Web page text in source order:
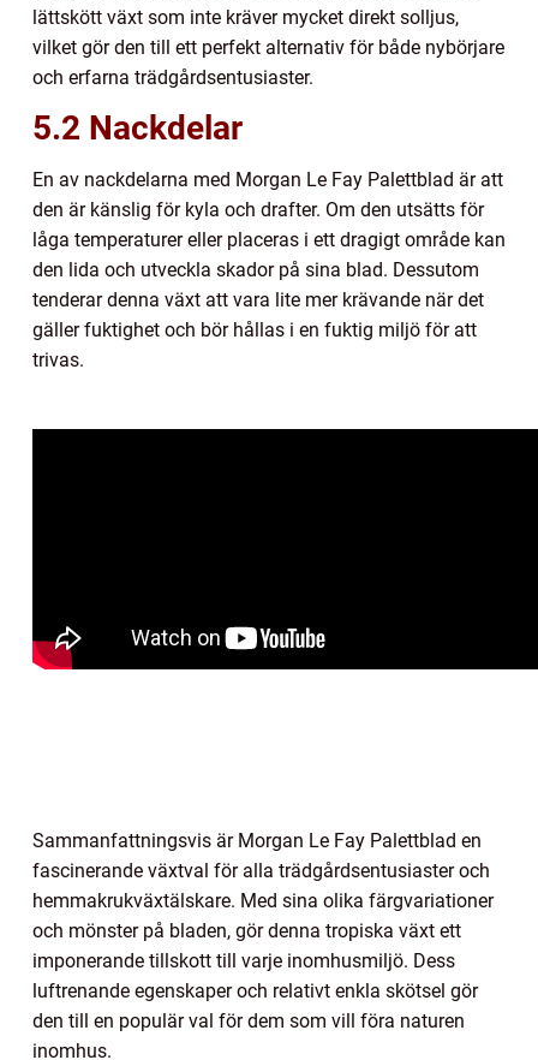
lättskött växt som inte kräver mycket direkt solljus,
vilket gör den till ett perfekt alternativ för både nybörjare
och erfarna trädgårdsentusiaster.
5.2 Nackdelar
En av nackdelarna med Morgan Le Fay Palettblad är att
den är känslig för kyla och drafter. Om den utsätts för
låga temperaturer eller placeras i ett dragigt område kan
den lida och utveckla skador på sina blad. Dessutom
tenderar denna växt att vara lite mer krävande när det
gäller fuktighet och bör hållas i en fuktig miljö för att
trivas.
Sammanfattningsvis är Morgan Le Fay Palettblad en
fascinerande växtval för alla trädgårdsentusiaster och
hemmakrukväxtälskare. Med sina olika färgvariationer
och mönster på bladen, gör denna tropiska växt ett
imponerande tillskott till varje inomhusmiljö. Dess
luftrenande egenskaper och relativt enkla skötsel gör
den till en populär val för dem som vill föra naturen
inomhus.